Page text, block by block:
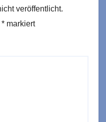
veröffentlicht.
* markiert